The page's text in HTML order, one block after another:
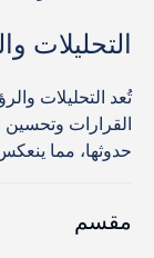
التحليلات
تُعد التحليلات
القرارات وتحسين
حدوثها، مما
مقسم